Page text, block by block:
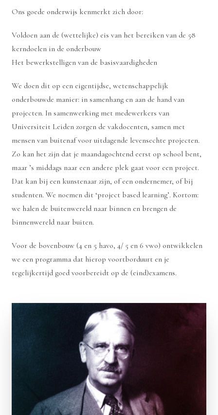
Ons goede onderwijs kenmerkt zich door:
Voldoen aan de (wettelijke) eis van het bereiken van de 58
kerndoelen in de onderbouw
Het bewerkstelligen van de basisvaardigheden
We doen dit op een eigentijdse, wetenschappelijk
onderbouwde manier: in samenhang en aan de hand van
projecten. In samenwerking met medewerkers van
Universiteit Leiden zorgen de vakdocenten, samen met
mensen van buitenaf voor uitdagende levensechte projecten.
Zo kan het zijn dat je maandagochtend eerst op school bent,
maar ’s middags naar een andere plek gaat voor een project.
Dat kan bij een kunstenaar zijn, of een ondernemer, of bij
studenten. We noemen dit ‘project based learning’. Kortom:
we halen de buitenwereld naar binnen en brengen de
binnenwereld naar buiten.
Voor de bovenbouw (4 en 5 havo, 4/ 5 en 6 vwo) ontwikkelen
we een programma dat hierop voortborduurt en je
tegelijkertijd goed voorbereidt op de (eind)examens.